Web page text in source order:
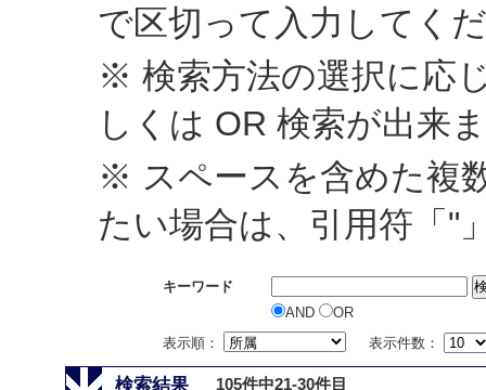
で区切って入力してく
※ 検索方法の選択に応
しくは OR 検索が出来
※ スペースを含めた複
たい場合は、引用符「"
キーワード
AND
OR
表示順：
表示件数：
検索結果 105件中21-30件目